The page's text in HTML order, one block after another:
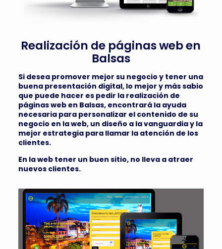
Realización de páginas web en
Balsas
Si desea promover mejor su negocio y tener una
buena presentación digital, lo mejor y más sabio
que puede hacer es pedir la realización de
páginas web en Balsas,encontrará la ayuda
necesaria para personalizar el contenido de su
negocio en la web, un diseño a la vanguardia y la
mejor estrategia para llamar la atención de los
clientes.
En la web tener un buen sitio, no lleva a atraer
nuevos clientes.